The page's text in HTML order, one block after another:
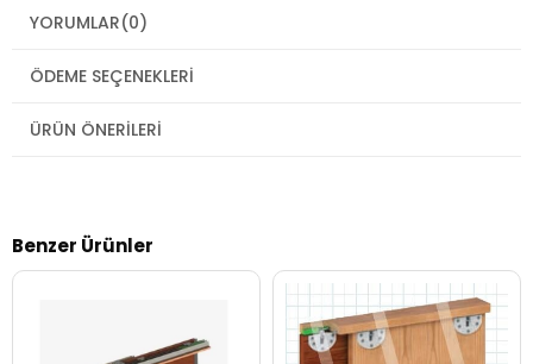
YORUMLAR(0)
ÖDEME SEÇENEKLERI
ÜRÜN ÖNERILERI
Benzer Ürünler